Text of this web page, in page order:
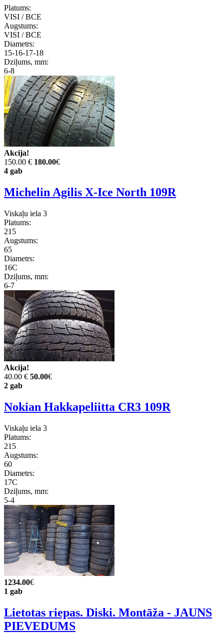
Platums:
VISI / ВСЕ
Augstums:
VISI / ВСЕ
Diametrs:
15-16-17-18
Dziļums, mm:
6-8
Akcija!
150.00 € 180.00€
4 gab
Michelin Agilis X-Ice North 109R
Viskaļu iela 3
Platums:
215
Augstums:
65
Diametrs:
16C
Dziļums, mm:
6-7
Akcija!
40.00 € 50.00€
2 gab
Nokian Hakkapeliitta CR3 109R
Viskaļu iela 3
Platums:
215
Augstums:
60
Diametrs:
17C
Dziļums, mm:
5-4
1234.00€
1 gab
Lietotas riepas. Diski. Montāža - JAUNS
PIEVEDUMS